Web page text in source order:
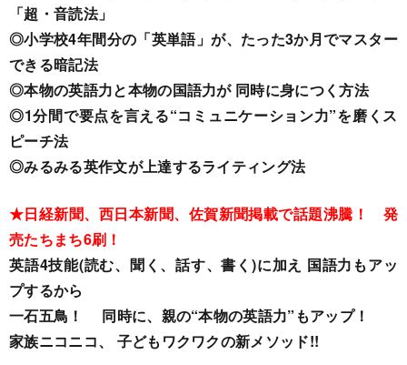
「超・音読法」
◎小学校4年間分の「英単語」が、たった3か月でマスター
できる暗記法
◎本物の英語力と本物の国語力が 同時に身につく方法
◎1分間で要点を言える“コミュニケーション力”を磨くス
ピーチ法
◎みるみる英作文が上達するライティング法
★日経新聞、西日本新聞、佐賀新聞掲載で話題沸騰！ 発
売たちまち6刷！
英語4技能(読む、聞く、話す、書く)に加え 国語力もアッ
プするから
一石五鳥！ 同時に、親の“本物の英語力”もアップ！
家族ニコニコ、 子どもワクワクの新メソッド!!